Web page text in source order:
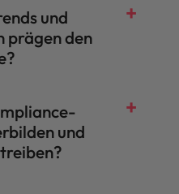
und
prägen den
und